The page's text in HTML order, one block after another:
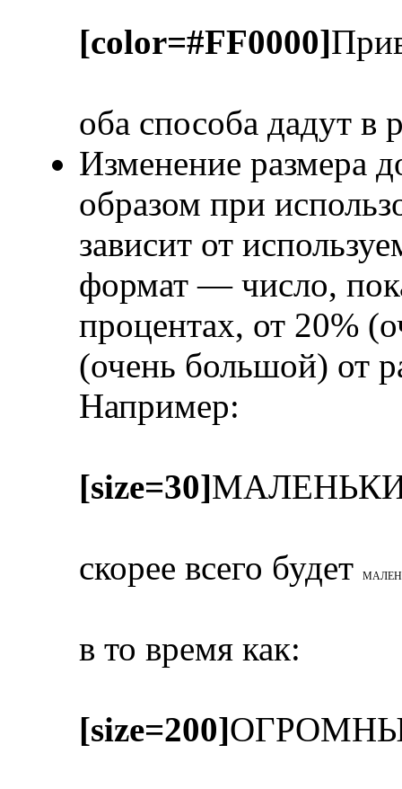
[color=#FF0000]
оба способа дадут в
Изменение размера
образом при
зависит от
формат — число,
процентах, от 20%
(очень большой) от
Например:
[size=30]
скорее всего будет
в то время как:
[size=200]